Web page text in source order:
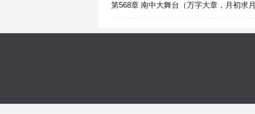
第568章 南中大舞台（万字大章，月初求月